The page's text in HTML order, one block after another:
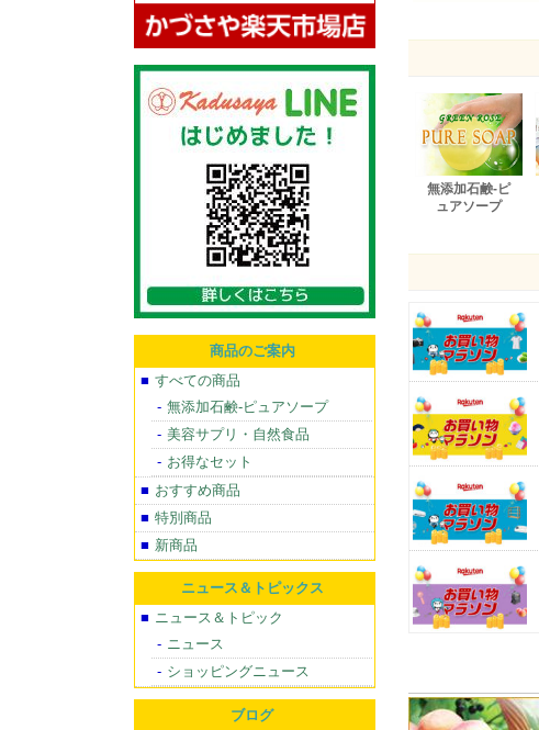
商品のご案内
すべての商品
無添加石鹸-ピュアソープ
美容サプリ・自然食品
お得なセット
おすすめ商品
特別商品
新商品
ニュース＆トピックス
ニュース＆トピック
ニュース
ショッピングニュース
ブログ
無添加石鹸-ピ
ュアソープ